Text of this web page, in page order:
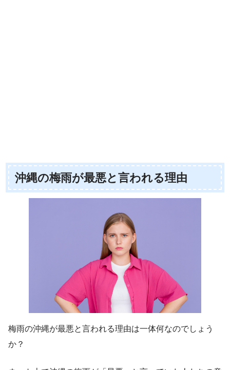
沖縄の梅雨が最悪と言われる理由
梅雨の沖縄が最悪と言われる理由は一体何なのでしょう
か？